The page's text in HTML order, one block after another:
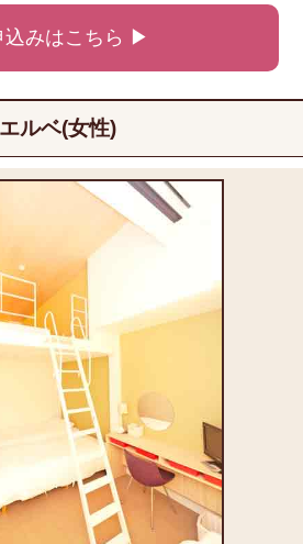
込みはこちら ▶
エルベ(女性)